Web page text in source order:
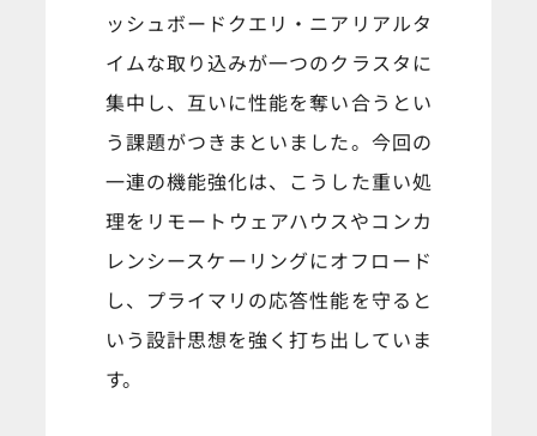
ッシュボードクエリ・ニアリアルタ
イムな取り込みが一つのクラスタに
集中し、互いに性能を奪い合うとい
う課題がつきまといました。今回の
一連の機能強化は、こうした重い処
理をリモートウェアハウスやコンカ
レンシースケーリングにオフロード
し、プライマリの応答性能を守ると
いう設計思想を強く打ち出していま
す。